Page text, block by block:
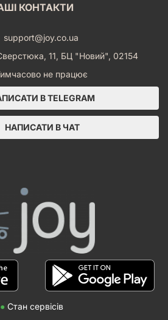
КОНТАКТИ
support@joy.co.ua
11, БЦ "Новий", 02154
не працює
В TELEGRAM
НАПИСАТИ В ЧАТ
● Стан сервісів